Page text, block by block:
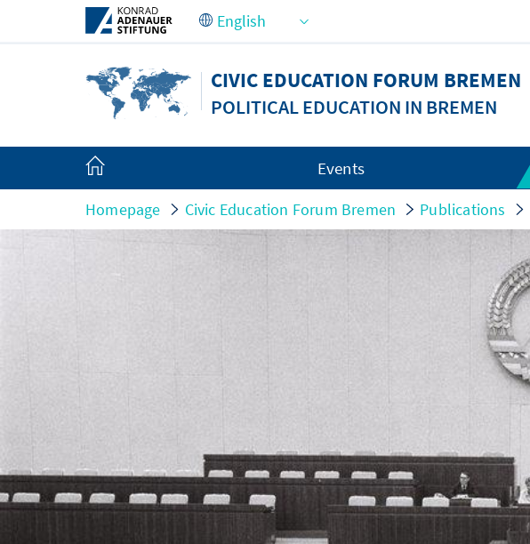
Skip to Main Content
CIVIC EDUCATION FORUM BREMEN
POLITICAL EDUCATION IN BREMEN
Events
Homepage Civic Education Forum Bremen Publications